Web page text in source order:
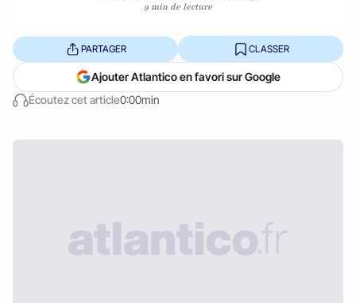
9 min de lecture
Écoutez cet article0:00min
PARTAGER CLASSER
Ajouter Atlantico en favori sur Google